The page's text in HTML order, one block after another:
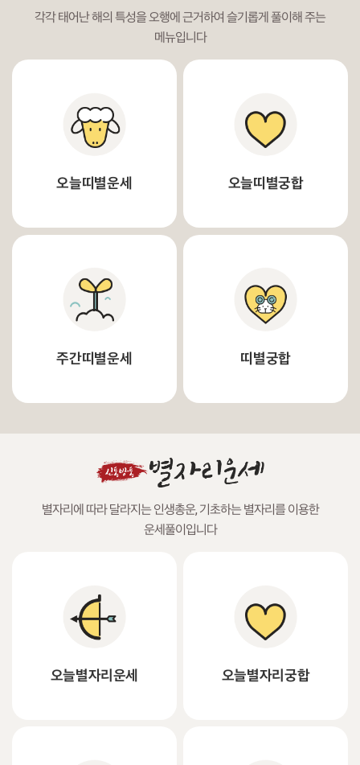
각각 태어난 해의 특성을 오행에 근거하여 슬기롭게 풀이해 주는
메뉴입니다
오늘띠별운세 오늘띠별궁합
주간띠별운세 띠별궁합
별자리에 따라 달라지는 인생총운, 기초하는 별자리를 이용한
운세풀이입니다
오늘별자리운세 오늘별자리궁합